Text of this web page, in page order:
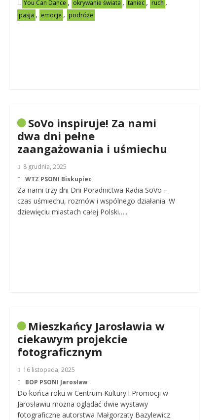
You Can Dance okrywanie świata taniec ruch
pasja , emocje , podróże
SoVo inspiruje! Za nami
dwa dni pełne
zaangażowania i uśmiechu
8 grudnia, 2025
WTZ PSONI Biskupiec
Za nami trzy dni Dni Poradnictwa Radia SoVo –
czas uśmiechu, rozmów i wspólnego działania. W
dziewięciu miastach całej Polski…..
Mieszkańcy Jarosławia w
ciekawym projekcie
fotograficznym
16 listopada, 2025
BOP PSONI Jarosław
Do końca roku w Centrum Kultury i Promocji w
Jarosławiu można oglądać dwie wystawy
fotograficzne autorstwa Małgorzaty Bazylewicz